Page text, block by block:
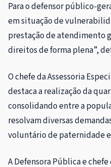
Para o defensor público-
em situação de
prestação de atendimento
direitos de forma plena”,
O chefe da Assessoria
destaca a realização da
consolidando entre a
resolvam diversas
voluntário de paternidade
A Defensora Pública e